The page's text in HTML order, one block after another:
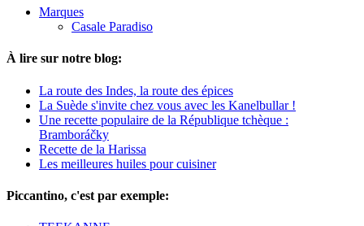
Marques
Casale Paradiso
À lire sur notre blog:
La route des Indes, la route des épices
La Suède s'invite chez vous avec les Kanelbullar !
Une recette populaire de la République tchèque :
Bramboráčky
Recette de la Harissa
Les meilleures huiles pour cuisiner
Piccantino, c'est par exemple: